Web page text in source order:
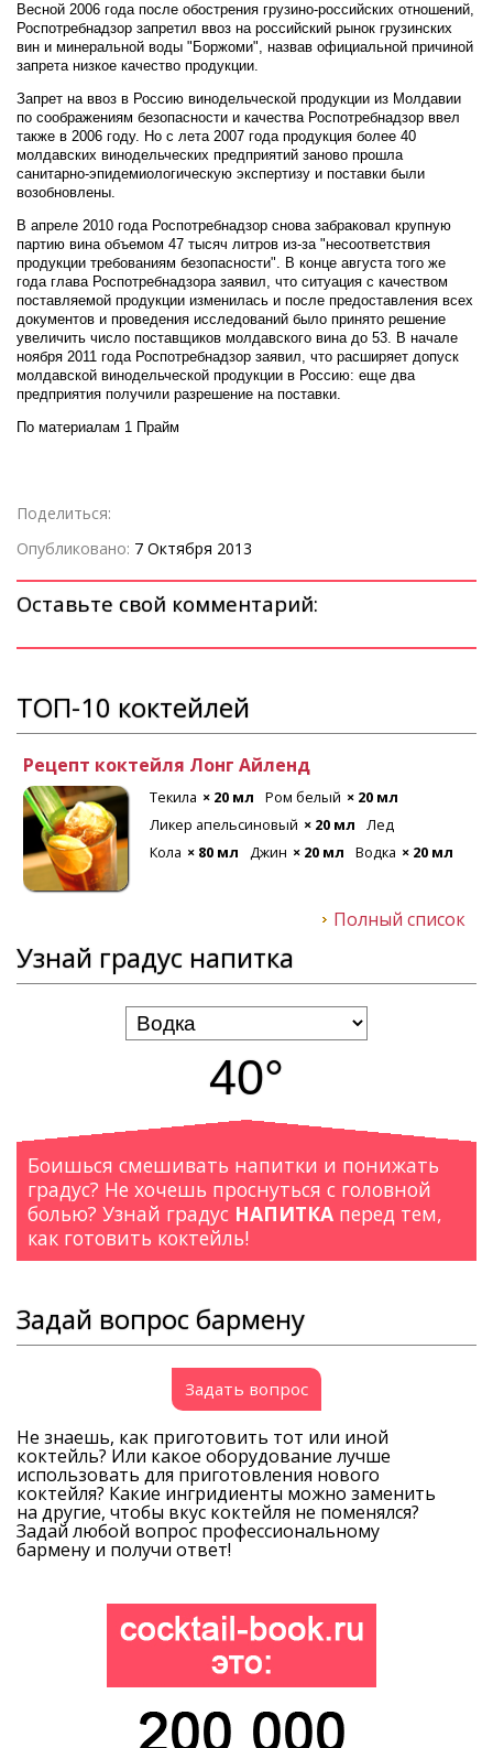
Весной 2006 года после обострения грузино-российских отношений,
Роспотребнадзор запретил ввоз на российский рынок грузинских
вин и минеральной воды "Боржоми", назвав официальной причиной
запрета низкое качество продукции.
Запрет на ввоз в Россию винодельческой продукции из Молдавии
по соображениям безопасности и качества Роспотребнадзор ввел
также в 2006 году. Но с лета 2007 года продукция более 40
молдавских винодельческих предприятий заново прошла
санитарно-эпидемиологическую экспертизу и поставки были
возобновлены.
В апреле 2010 года Роспотребнадзор снова забраковал крупную
партию вина объемом 47 тысяч литров из-за "несоответствия
продукции требованиям безопасности". В конце августа того же
года глава Роспотребнадзора заявил, что ситуация с качеством
поставляемой продукции изменилась и после предоставления всех
документов и проведения исследований было принято решение
увеличить число поставщиков молдавского вина до 53. В начале
ноября 2011 года Роспотребнадзор заявил, что расширяет допуск
молдавской винодельческой продукции в Россию: еще два
предприятия получили разрешение на поставки.
По материалам 1 Прайм
Поделиться:
Опубликовано: 7 Октября 2013
Оставьте свой комментарий:
ТОП-10 коктейлей
Рецепт коктейля Лонг Айленд
Текила × 20 мл Ром белый
× 20 мл
Ликер апельсиновый
× 20 мл
Лед
Кола
× 80 мл Джин × 20 мл Водка × 20 мл
Полный список
Узнай градус напитка
40°
Боишься смешивать напитки и понижать
градус? Не хочешь проснуться с головной
болью? Узнай градус НАПИТКА перед тем,
как готовить коктейль!
Задай вопрос бармену
Задать вопрос
Не знаешь, как приготовить тот или иной
коктейль? Или какое оборудование лучше
использовать для приготовления нового
коктейля? Какие ингридиенты можно заменить
на другие, чтобы вкус коктейля не поменялся?
Задай любой вопрос профессиональному
бармену и получи ответ!